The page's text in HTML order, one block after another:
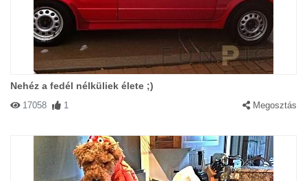
Nehéz a fedél nélküliek élete ;)
17058 1 Megosztás